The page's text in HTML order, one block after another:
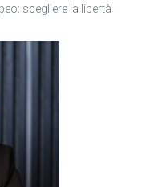
scegliere la libertà